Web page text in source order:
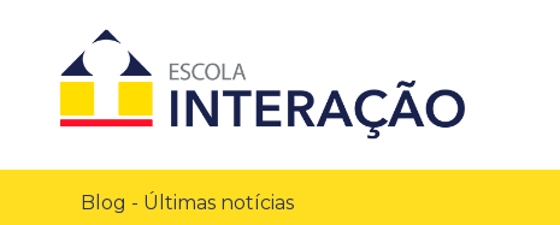
Blog - Últimas notícias